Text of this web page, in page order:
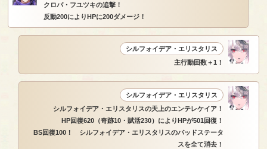
クロバ・フユツキの追撃！
反動200によりHPに200ダメージ！
シルフォイデア・エリスタリス
主行動回数＋1！
シルフォイデア・エリスタリス
シルフォイデア・エリスタリスの天上のエンテレケイア！
HP回復620（奇跡10・賦活230）によりHPが501回復！
BS回復100！ シルフォイデア・エリスタリスのバッドステータ
スを全て消去！